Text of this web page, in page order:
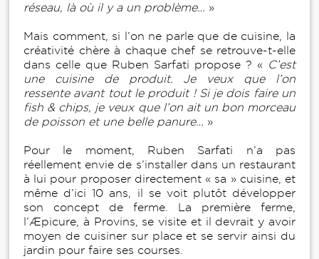
réseau, là où il y a un problème… »
Mais comment, si l’on ne parle que de cuisine, la
créativité chère à chaque chef se retrouve-t-elle
dans celle que Ruben Sarfati propose ? « C’est
une cuisine de produit. Je veux que l’on
ressente avant tout le produit ! Si je dois faire un
fish & chips, je veux que l’on ait un bon morceau
de poisson et une belle panure… »
Pour le moment, Ruben Sarfati n’a pas
réellement envie de s’installer dans un restaurant
à lui pour proposer directement « sa » cuisine, et
même d’ici 10 ans, il se voit plutôt développer
son concept de ferme. La première ferme,
l’Æpicure, à Provins, se visite et il devrait y avoir
moyen de cuisiner sur place et se servir ainsi du
jardin pour faire ses courses.